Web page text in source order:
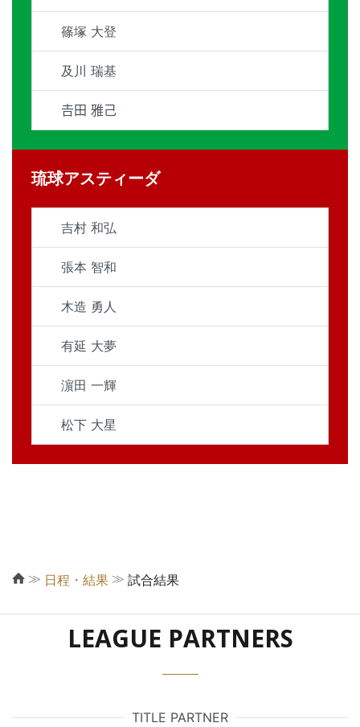
篠塚 大登
及川 瑞基
𠮷田 雅己
琉球アスティーダ
吉村 和弘
張本 智和
木造 勇人
有延 大夢
濵田 一輝
松下 大星
≫ 日程・結果 ≫ 試合結果
LEAGUE PARTNERS
TITLE PARTNER